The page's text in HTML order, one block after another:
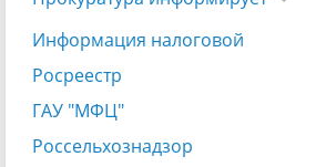
Информация налоговой
Росреестр
ГАУ "МФЦ"
Россельхознадзор